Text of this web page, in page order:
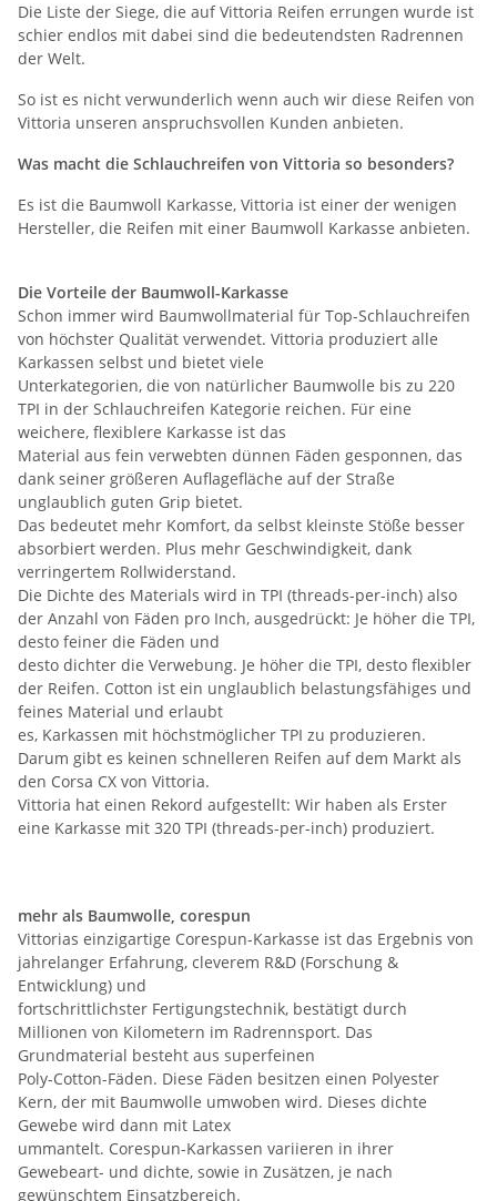
Die Liste der Siege, die auf Vittoria Reifen errungen wurde ist
schier endlos mit dabei sind die bedeutendsten Radrennen
der Welt.
So ist es nicht verwunderlich wenn auch wir diese Reifen von
Vittoria unseren anspruchsvollen Kunden anbieten.
Was macht die Schlauchreifen von Vittoria so besonders?
Es ist die Baumwoll Karkasse, Vittoria ist einer der wenigen
Hersteller, die Reifen mit einer Baumwoll Karkasse anbieten.
Die Vorteile der Baumwoll-Karkasse
Schon immer wird Baumwollmaterial für Top-Schlauchreifen
von höchster Qualität verwendet. Vittoria produziert alle
Karkassen selbst und bietet viele
Unterkategorien, die von natürlicher Baumwolle bis zu 220
TPI in der Schlauchreifen Kategorie reichen. Für eine
weichere, flexiblere Karkasse ist das
Material aus fein verwebten dünnen Fäden gesponnen, das
dank seiner größeren Auflagefläche auf der Straße
unglaublich guten Grip bietet.
Das bedeutet mehr Komfort, da selbst kleinste Stöße besser
absorbiert werden. Plus mehr Geschwindigkeit, dank
verringertem Rollwiderstand.
Die Dichte des Materials wird in TPI (threads-per-inch) also
der Anzahl von Fäden pro Inch, ausgedrückt: Je höher die TPI,
desto feiner die Fäden und
desto dichter die Verwebung. Je höher die TPI, desto flexibler
der Reifen. Cotton ist ein unglaublich belastungsfähiges und
feines Material und erlaubt
es, Karkassen mit höchstmöglicher TPI zu produzieren.
Darum gibt es keinen schnelleren Reifen auf dem Markt als
den Corsa CX von Vittoria.
Vittoria hat einen Rekord aufgestellt: Wir haben als Erster
eine Karkasse mit 320 TPI (threads-per-inch) produziert.
mehr als Baumwolle, corespun
Vittorias einzigartige Corespun-Karkasse ist das Ergebnis von
jahrelanger Erfahrung, cleverem R&D (Forschung &
Entwicklung) und
fortschrittlichster Fertigungstechnik, bestätigt durch
Millionen von Kilometern im Radrennsport. Das
Grundmaterial besteht aus superfeinen
Poly-Cotton-Fäden. Diese Fäden besitzen einen Polyester
Kern, der mit Baumwolle umwoben wird. Dieses dichte
Gewebe wird dann mit Latex
ummantelt. Corespun-Karkassen variieren in ihrer
Gewebeart- und dichte, sowie in Zusätzen, je nach
gewünschtem Einsatzbereich.